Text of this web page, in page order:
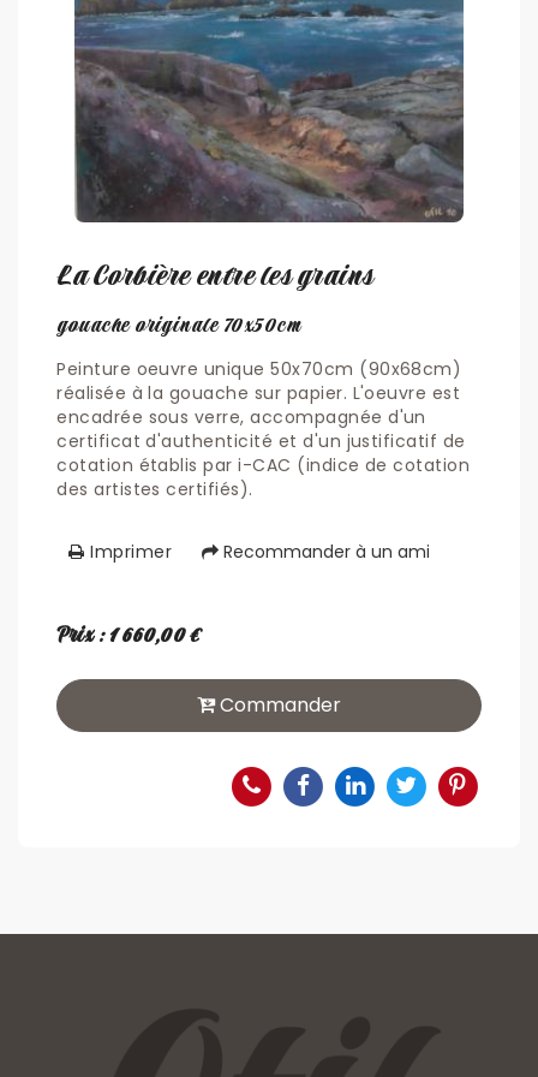
La Corbière entre les grains
gouache originale 70x50cm
Peinture oeuvre unique 50x70cm (90x68cm)
réalisée à la gouache sur papier. L'oeuvre est
encadrée sous verre, accompagnée d'un
certificat d'authenticité et d'un justificatif de
cotation établis par i-CAC (indice de cotation
des artistes certifiés).
Imprimer Recommander à un ami
Prix : 1 660,00 €
Commander